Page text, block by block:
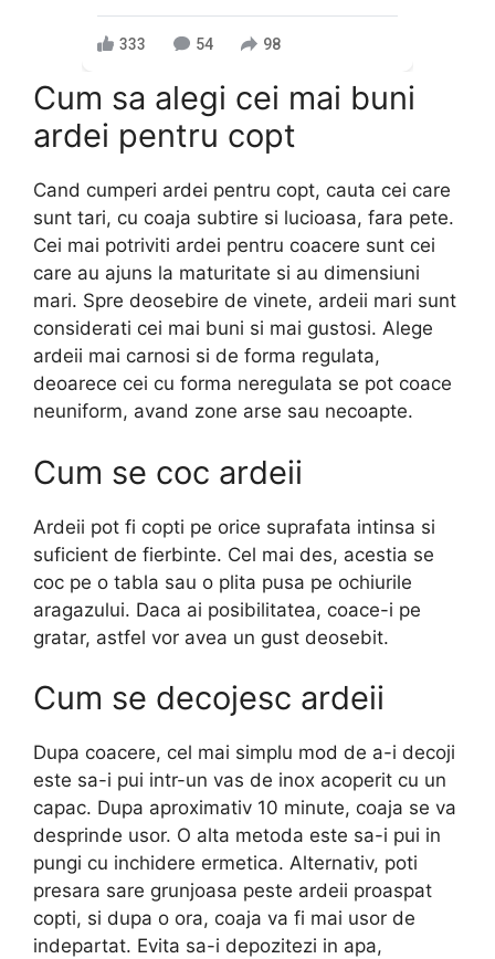
333 54 98
Cum sa alegi cei mai buni
ardei pentru copt
Cand cumperi ardei pentru copt, cauta cei care
sunt tari, cu coaja subtire si lucioasa, fara pete.
Cei mai potriviti ardei pentru coacere sunt cei
care au ajuns la maturitate si au dimensiuni
mari. Spre deosebire de vinete, ardeii mari sunt
considerati cei mai buni si mai gustosi. Alege
ardeii mai carnosi si de forma regulata,
deoarece cei cu forma neregulata se pot coace
neuniform, avand zone arse sau necoapte.
Cum se coc ardeii
Ardeii pot fi copti pe orice suprafata intinsa si
suficient de fierbinte. Cel mai des, acestia se
coc pe o tabla sau o plita pusa pe ochiurile
aragazului. Daca ai posibilitatea, coace-i pe
gratar, astfel vor avea un gust deosebit.
Cum se decojesc ardeii
Dupa coacere, cel mai simplu mod de a-i decoji
este sa-i pui intr-un vas de inox acoperit cu un
capac. Dupa aproximativ 10 minute, coaja se va
desprinde usor. O alta metoda este sa-i pui in
pungi cu inchidere ermetica. Alternativ, poti
presara sare grunjoasa peste ardeii proaspat
copti, si dupa o ora, coaja va fi mai usor de
indepartat. Evita sa-i depozitezi in apa,